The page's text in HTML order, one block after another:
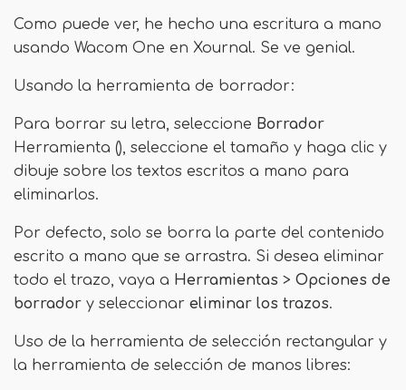
Como puede ver, he hecho una escritura a mano
usando Wacom One en Xournal. Se ve genial.
Usando la herramienta de borrador:
Para borrar su letra, seleccione Borrador
Herramienta (), seleccione el tamaño y haga clic y
dibuje sobre los textos escritos a mano para
eliminarlos.
Por defecto, solo se borra la parte del contenido
escrito a mano que se arrastra. Si desea eliminar
todo el trazo, vaya a Herramientas > Opciones de
borrador y seleccionar eliminar los trazos.
Uso de la herramienta de selección rectangular y
la herramienta de selección de manos libres: